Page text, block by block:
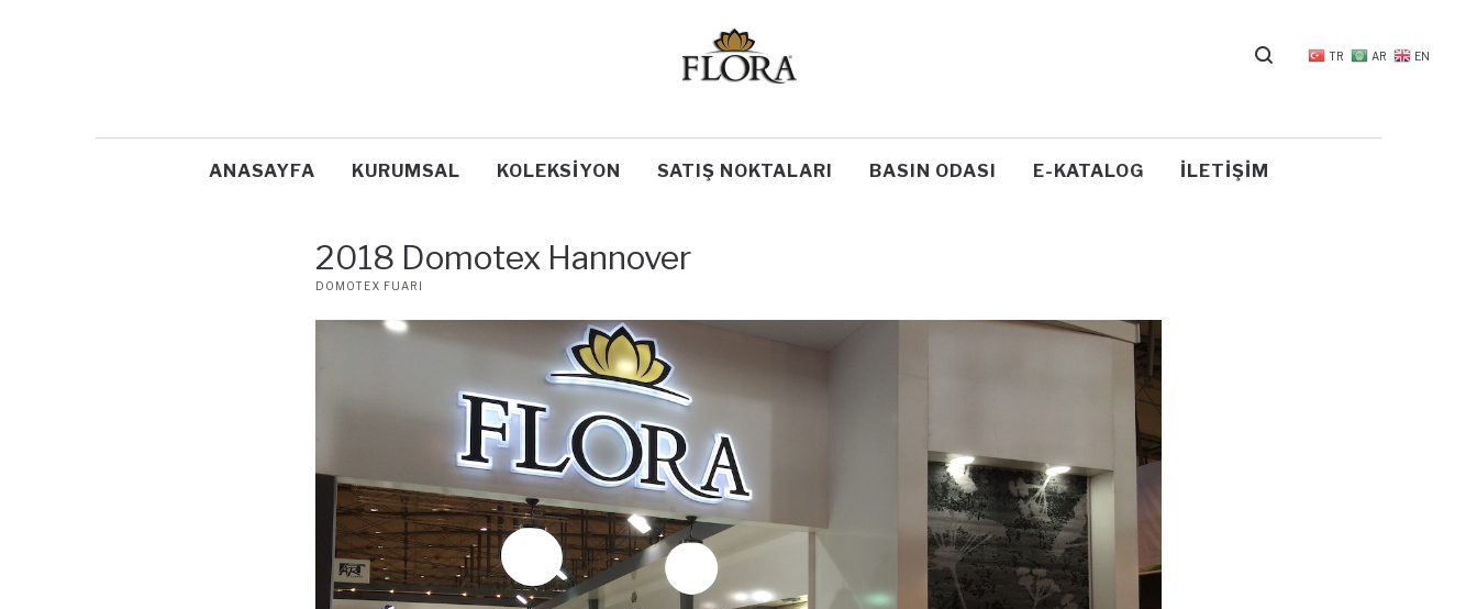
TR AR EN
ANASAYFA KURUMSAL KOLEKSIYON SATIŞ NOKTALARI BASIN ODASI E-KATALOG İLETIŞIM
2018 Domotex Hannover
POSTED
DOMOTEX FUARI